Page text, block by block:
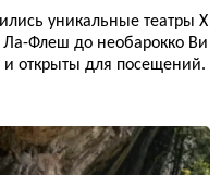
уникальные театры X
Ла-Флеш до необарокко Ви
открыты для посещений.